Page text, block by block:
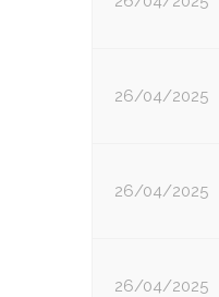
26/04/2025
26/04/2025
26/04/2025